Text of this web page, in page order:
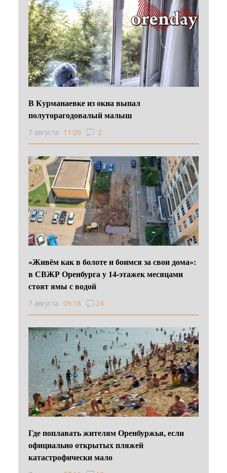
В Курманаевке из окна выпал
полуторагодовалый малыш
7 августа 11:09 2
«Живём как в болоте и боимся за свои дома»:
в СВЖР Оренбурга у 14-этажек месяцами
стоят ямы с водой
7 августа 09:18 24
Где поплавать жителям Оренбуржья, если
официально открытых пляжей
катастрофически мало